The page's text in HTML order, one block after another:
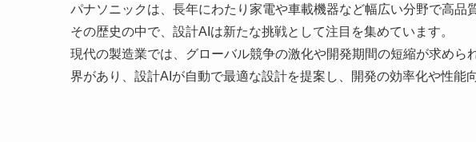
パナソニックは、長年にわたり家電や車載機器など幅広い分野で高品
その歴史の中で、設計AIは新たな挑戦として注目を集めています。
現代の製造業では、グローバル競争の激化や開発期間の短縮が求めら
界があり、設計AIが自動で最適な設計を提案し、開発の効率化や性能